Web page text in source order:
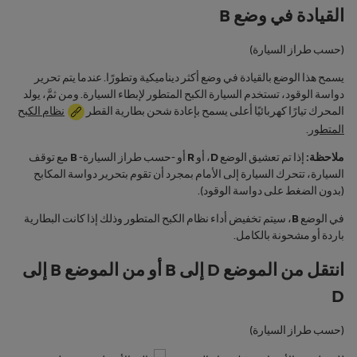
القيادة في وضع B
(حسب طراز السيارة)
يسمح هذا الوضع بالقيادة في وضع أكثر ديناميكية وتطورًا. عندما يتم تحرير
دواسة الوقود، تستخدم السيارة الكبح المتطور لإبطاء السيارة. ومن ثمَّ، يولد
المحرك تيارًا كهربائيًا أعلى يسمح بإعادة شحن بطارية القطر
نظام الكبح
المتطور
ملاحظة: إذا تم تعشيق الوضعD، أوR أو -حسب طراز السيارة-B مع توقف
السيارة، تتحرك السيارة إلى الأمام بمجرد أن تقوم بتحرير دواسة المكابح
(بدون الضغط على دواسة الوقود).
في الوضعB، سيتم تخفيض أداء نظام الكبح المتطور وذلك إذا كانت البطارية
باردة أو مشحونة بالكامل.
انتقل من الموضع D إلى B أو من الموضع B إلى
D
(حسب طراز السيارة)